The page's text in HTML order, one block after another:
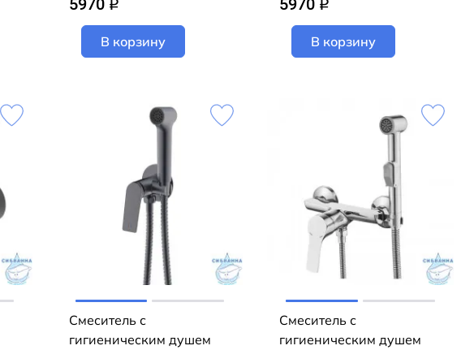
5970 q
В корзину
5970 q
В корзину
Смеситель с
гигиеническим душем
Смеситель с
гигиеническим душем